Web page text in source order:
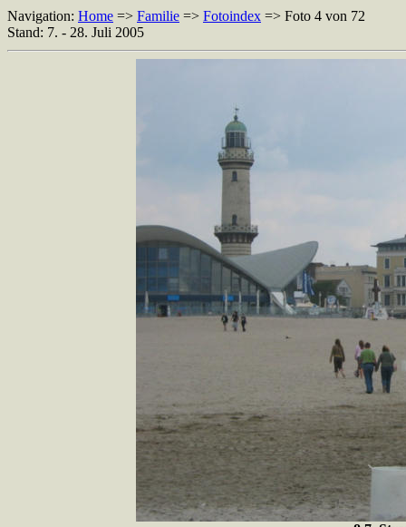
Navigation: Home => Familie => Fotoindex => Foto 4 von 72
Stand: 7. - 28. Juli 2005